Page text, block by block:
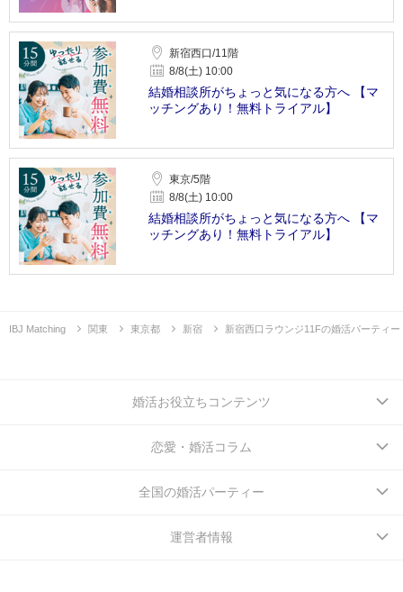
新宿西口/11階
8/8(土) 10:00
結婚相談所がちょっと気になる方へ 【マ
ッチングあり！無料トライアル】
東京/5階
8/8(土) 10:00
結婚相談所がちょっと気になる方へ 【マ
ッチングあり！無料トライアル】
IBJ Matching 関東 東京都 新宿 新宿西口ラウンジ11Fの婚活パーティー
婚活お役立ちコンテンツ
恋愛・婚活コラム
全国の婚活パーティー
運営者情報